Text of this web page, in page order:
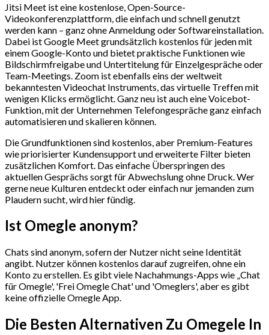
Jitsi Meet ist eine kostenlose, Open-Source-
Videokonferenzplattform, die einfach und schnell genutzt
werden kann – ganz ohne Anmeldung oder Softwareinstallation.
Dabei ist Google Meet grundsätzlich kostenlos für jeden mit
einem Google-Konto und bietet praktische Funktionen wie
Bildschirmfreigabe und Untertitelung für Einzelgespräche oder
Team-Meetings. Zoom ist ebenfalls eins der weltweit
bekanntesten Videochat Instruments, das virtuelle Treffen mit
wenigen Klicks ermöglicht. Ganz neu ist auch eine Voicebot-
Funktion, mit der Unternehmen Telefongespräche ganz einfach
automatisieren und skalieren können.
Die Grundfunktionen sind kostenlos, aber Premium-Features
wie priorisierter Kundensupport und erweiterte Filter bieten
zusätzlichen Komfort. Das einfache Überspringen des
aktuellen Gesprächs sorgt für Abwechslung ohne Druck. Wer
gerne neue Kulturen entdeckt oder einfach nur jemanden zum
Plaudern sucht, wird hier fündig.
Ist Omegle anonym?
Chats sind anonym, sofern der Nutzer nicht seine Identität
angibt. Nutzer können kostenlos darauf zugreifen, ohne ein
Konto zu erstellen. Es gibt viele Nachahmungs-Apps wie „Chat
für Omegle', 'Frei Omegle Chat' und 'Omeglers', aber es gibt
keine offizielle Omegle App.
Die Besten Alternativen Zu Omegele In